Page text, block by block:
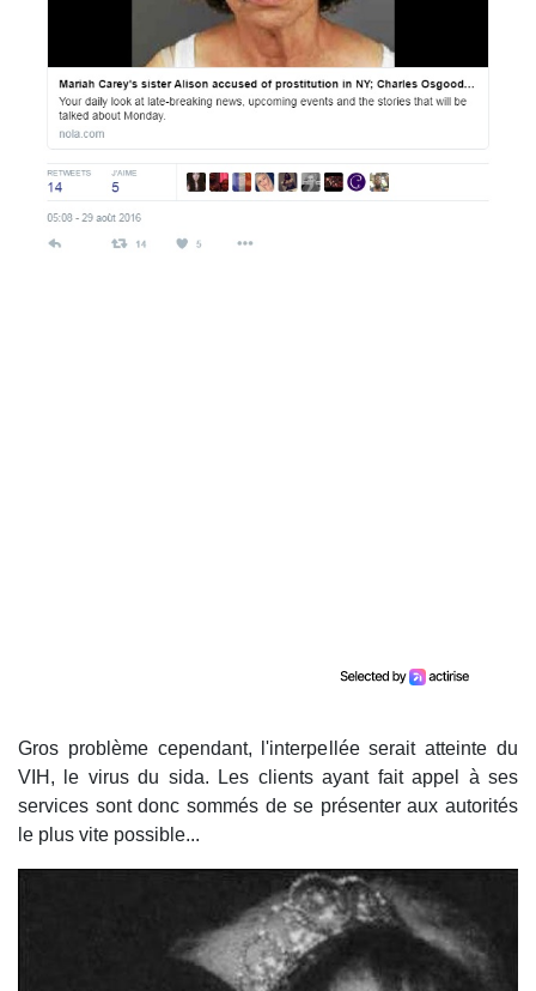
Gros problème cependant, l'interpellée serait atteinte du
VIH, le virus du sida. Les clients ayant fait appel à ses
services sont donc sommés de se présenter aux autorités
le plus vite possible...